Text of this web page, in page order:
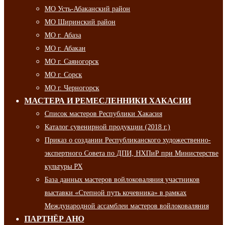
МО Усть-Абаканский район
МО Ширинский район
МО г. Абаза
МО г. Абакан
МО г. Саяногорск
МО г. Сорск
МО г. Черногорск
МАСТЕРА И РЕМЕСЛЕННИКИ ХАКАСИИ
Список мастеров Республики Хакасия
Каталог сувенирной продукции (2018 г.)
Приказ о создании Республиканского художественно-
экспертного Совета по ДПИ, НХПиР при Министерстве
культуры РХ
База данных мастеров войлоковаляния участников
выставки «Степной путь кочевника» в рамках
Международной ассамблеи мастеров войлоковаляния
ПАРТНЁР АНО